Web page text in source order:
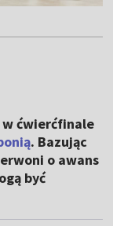
w ćwierćfinale
. Bazując
o awans
być